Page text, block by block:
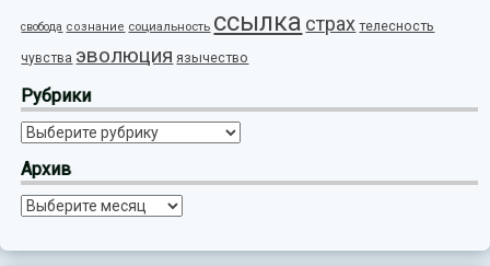
свобода сознание социальность ссылка страх телесность
чувства эволюция язычество
Рубрики
Рубрики
Архив
Архив